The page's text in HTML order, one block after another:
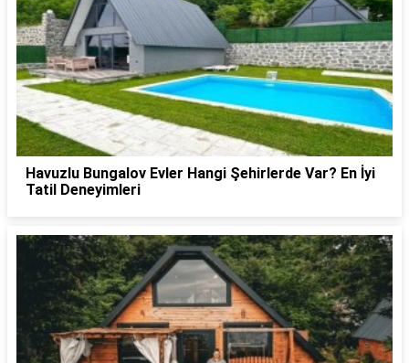
Havuzlu Bungalov Evler Hangi Şehirlerde Var? En İyi
Tatil Deneyimleri